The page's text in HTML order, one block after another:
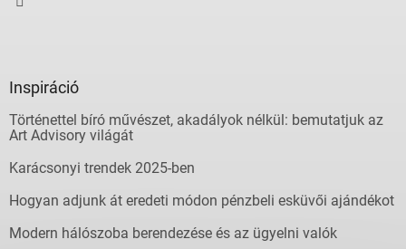
Inspiráció
Történettel bíró művészet, akadályok nélkül: bemutatjuk az
Art Advisory világát
Karácsonyi trendek 2025-ben
Hogyan adjunk át eredeti módon pénzbeli esküvői ajándékot
Modern hálószoba berendezése és az ügyelni valók